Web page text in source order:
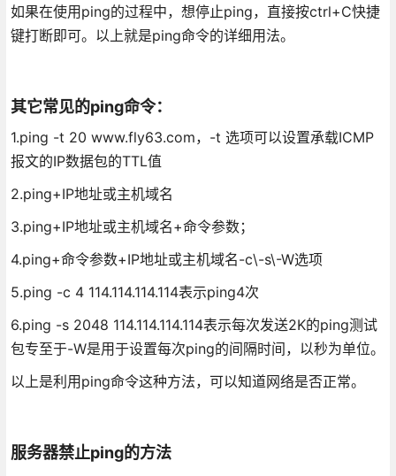
如果在使用ping的过程中，想停止ping，直接按ctrl+C快捷
键打断即可。以上就是ping命令的详细用法。
其它常见的ping命令：
1.ping -t 20 www.fly63.com，-t 选项可以设置承载ICMP
报文的IP数据包的TTL值
2.ping+IP地址或主机域名
3.ping+IP地址或主机域名+命令参数；
4.ping+命令参数+IP地址或主机域名-c\-s\-W选项
5.ping -c 4 114.114.114.114表示ping4次
6.ping -s 2048 114.114.114.114表示每次发送2K的ping测试
包专至于-W是用于设置每次ping的间隔时间，以秒为单位。
以上是利用ping命令这种方法，可以知道网络是否正常。
服务器禁止ping的方法